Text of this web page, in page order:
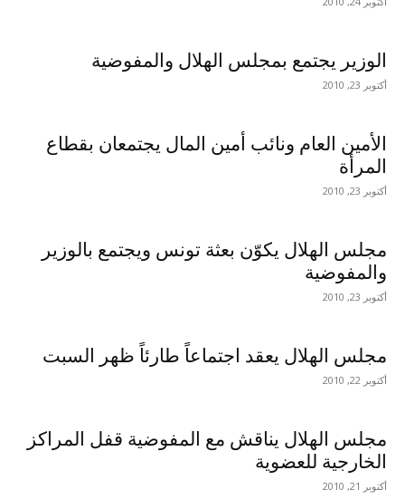
الوزير يجتمع بمجلس الهلال والمفوضية
أكتوبر 23, 2010
الأمين العام ونائب أمين المال يجتمعان بقطاع
المرأة
أكتوبر 23, 2010
مجلس الهلال يكوّن بعثة تونس ويجتمع بالوزير
والمفوضية
أكتوبر 23, 2010
مجلس الهلال يعقد اجتماعاً طارئاً ظهر السبت
أكتوبر 22, 2010
مجلس الهلال يناقش مع المفوضية قفل المراكز
الخارجية للعضوية
أكتوبر 21, 2010